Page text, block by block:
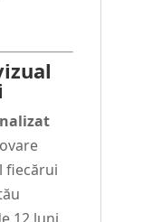
fiecărui